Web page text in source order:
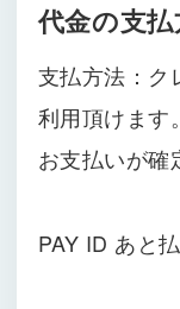
代金の支
支払方法：ク
利用頂けます
お支払いが確
PAY ID あと